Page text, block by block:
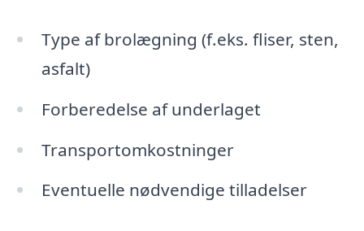
Type af brolægning (f.eks. fliser, sten,
asfalt)
Forberedelse af underlaget
Transportomkostninger
Eventuelle nødvendige tilladelser